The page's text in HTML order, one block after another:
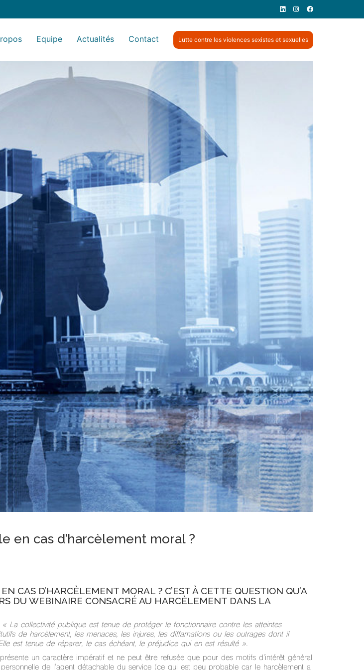
Equipe Actualités Contact Lutte contre les violences sexistes et sexuelles
en cas d’harcèlement moral ?
CAS D’HARCÈLEMENT MORAL ? C’EST À CETTE QUESTION QU’A
DU WEBINAIRE CONSACRÉ AU HARCÈLEMENT DANS LA
« La collectivité publique est tenue de protéger le fonctionnaire contre les atteintes
de harcèlement, les menaces, les injures, les diffamations ou les outrages dont il
est tenue de réparer, le cas échéant, le préjudice qui en est résulté ».
un caractère impératif et ne peut être refusée que pour des motifs d’intérêt général
de l’agent détachable du service (ce qui est peu probable car le harcèlement a